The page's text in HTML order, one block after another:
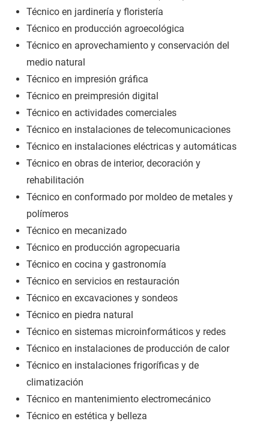
Técnico en jardinería y floristería
Técnico en producción agroecológica
Técnico en aprovechamiento y conservación del
medio natural
Técnico en impresión gráfica
Técnico en preimpresión digital
Técnico en actividades comerciales
Técnico en instalaciones de telecomunicaciones
Técnico en instalaciones eléctricas y automáticas
Técnico en obras de interior, decoración y
rehabilitación
Técnico en conformado por moldeo de metales y
polímeros
Técnico en mecanizado
Técnico en producción agropecuaria
Técnico en cocina y gastronomía
Técnico en servicios en restauración
Técnico en excavaciones y sondeos
Técnico en piedra natural
Técnico en sistemas microinformáticos y redes
Técnico en instalaciones de producción de calor
Técnico en instalaciones frigoríficas y de
climatización
Técnico en mantenimiento electromecánico
Técnico en estética y belleza